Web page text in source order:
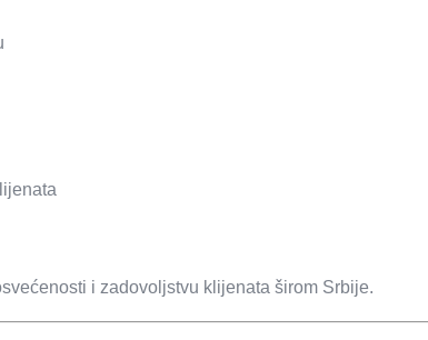
i zadovoljstvu klijenata širom Srbije.